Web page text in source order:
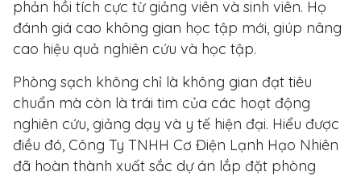
phản hồi tích cực từ giảng viên và sinh viên. Họ
đánh giá cao không gian học tập mới, giúp nâng
cao hiệu quả nghiên cứu và học tập.
Phòng sạch không chỉ là không gian đạt tiêu
chuẩn mà còn là trái tim của các hoạt động
nghiên cứu, giảng dạy và y tế hiện đại. Hiểu được
điều đó, Công Ty TNHH Cơ Điện Lạnh Hạo Nhiên
đã hoàn thành xuất sắc dự án lắp đặt phòng